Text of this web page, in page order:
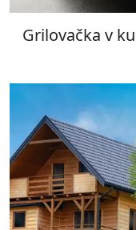
Grilovačka v